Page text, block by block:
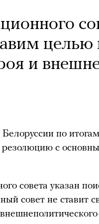
целью
и
по
резолюцию с
совета указан
совет не ставит